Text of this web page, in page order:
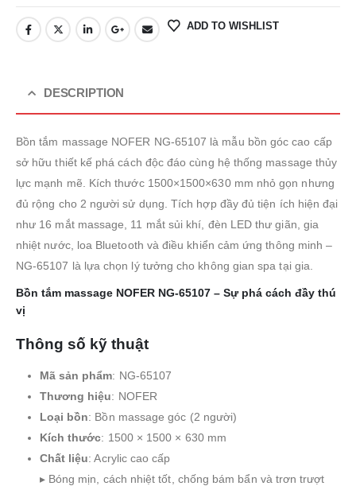
ADD TO WISHLIST
DESCRIPTION
Bồn tắm massage NOFER NG-65107 là mẫu bồn góc cao cấp
sở hữu thiết kế phá cách độc đáo cùng hệ thống massage thủy
lực mạnh mẽ. Kích thước 1500×1500×630 mm nhỏ gọn nhưng
đủ rộng cho 2 người sử dụng. Tích hợp đầy đủ tiện ích hiện đại
như 16 mắt massage, 11 mắt sủi khí, đèn LED thư giãn, gia
nhiệt nước, loa Bluetooth và điều khiển cảm ứng thông minh –
NG-65107 là lựa chọn lý tưởng cho không gian spa tại gia.
Bồn tắm massage NOFER NG-65107 – Sự phá cách đầy thú
vị
Thông số kỹ thuật
Mã sản phẩm: NG-65107
Thương hiệu: NOFER
Loại bồn: Bồn massage góc (2 người)
Kích thước: 1500 × 1500 × 630 mm
Chất liệu: Acrylic cao cấp
▸ Bóng mịn, cách nhiệt tốt, chống bám bẩn và trơn trượt